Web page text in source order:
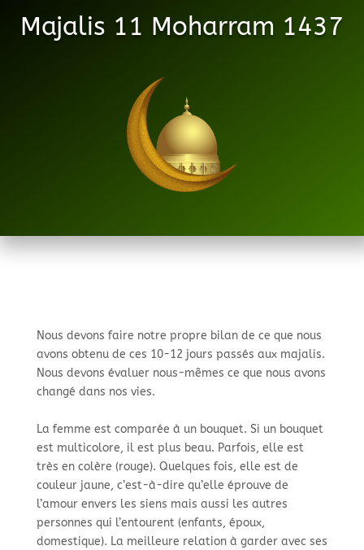
Majalis 11 Moharram 1437
Nous devons faire notre propre bilan de ce que nous
avons obtenu de ces 10-12 jours passés aux majalis.
Nous devons évaluer nous-mêmes ce que nous avons
changé dans nos vies.
La femme est comparée à un bouquet. Si un bouquet
est multicolore, il est plus beau. Parfois, elle est
très en colère (rouge). Quelques fois, elle est de
couleur jaune, c’est-à-dire qu’elle éprouve de
l’amour envers les siens mais aussi les autres
personnes qui l’entourent (enfants, époux,
domestique). La meilleure relation à garder avec ses